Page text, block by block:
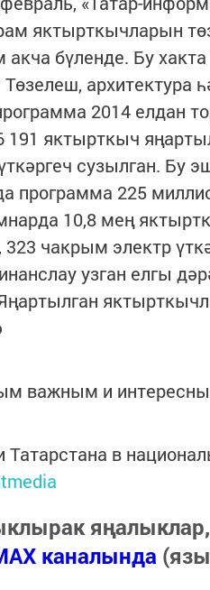
яктырткычларын
акча бүленде. Бу
архитектура
2014
191 яктырткыч
сузылган. Бу
программа 225
10,8 мең
чакрым электр
узган елгы
важным и
Татарстана в
каналында